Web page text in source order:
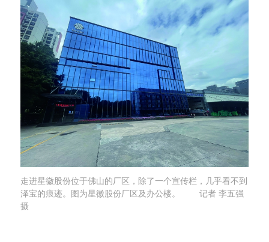
走进星徽股份位于佛山的厂区，除了一个宣传栏，几乎看不到
泽宝的痕迹。图为星徽股份厂区及办公楼。 记者 李五强
摄